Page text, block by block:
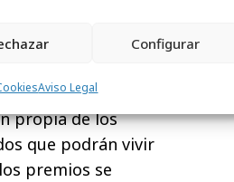
Configurar
Aviso Legal
desvelar los
creadores de
por
números
propia de los
que podrán vivir
premios se